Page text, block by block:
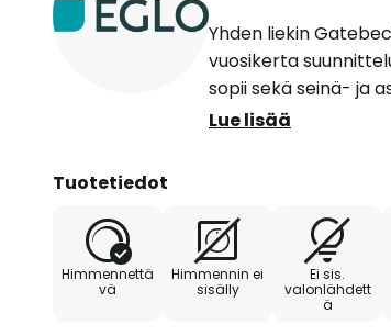
Yhden liekin
vuosikerta
sopii sekä seinä- ja
kevyestä puusta ja
kohdevalaisimien
huonevalaistus.
Lue lisää
Tuotetiedot
Himmennettä
vä
Himmennin ei
sisälly
Ei sis.
valonlähdett
ä